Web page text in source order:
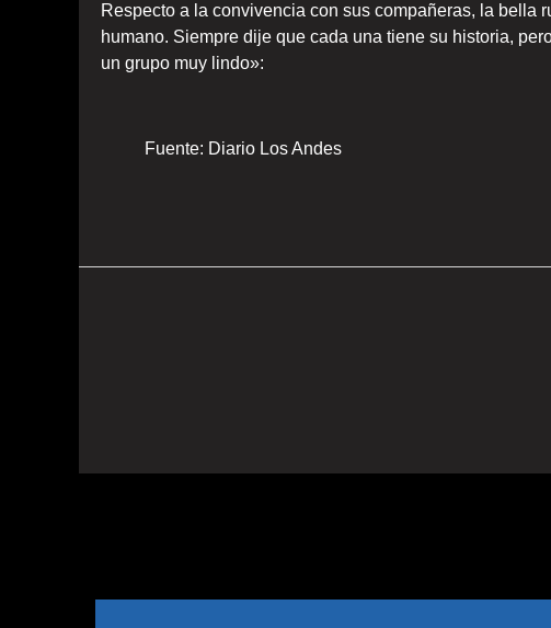
Respecto a la convivencia con sus compañeras, la bella
humano. Siempre dije que cada una tiene su historia,
un grupo muy lindo»:
Fuente: Diario Los Andes